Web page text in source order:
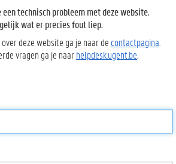
technisch probleem met deze website.
wat er precies fout liep.
deze website ga je naar de contactpagina
vragen ga je naarhelpdesk.ugent.be